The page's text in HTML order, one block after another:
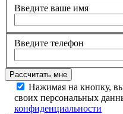
Введите ваше имя
Введите телефон
Нажимая на кнопку, вы
своих персональных
конфиденциальности